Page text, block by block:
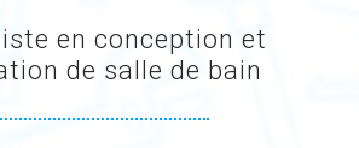
en conception et
de salle de bain